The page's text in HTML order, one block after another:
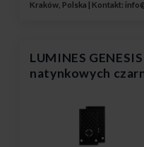
Kraków, Polska | Kontakt:
LUMINES
natynkowych